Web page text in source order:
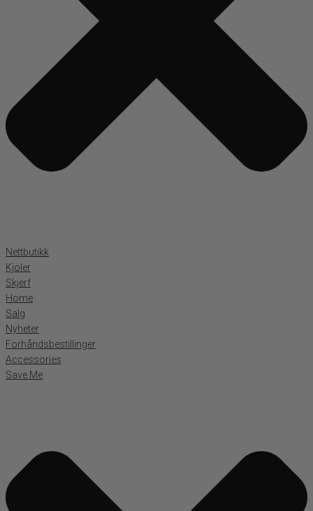
Nettbutikk
Kjoler
Skjerf
Home
Salg
Nyheter
Forhåndsbestillinger
Accessories
Save Me